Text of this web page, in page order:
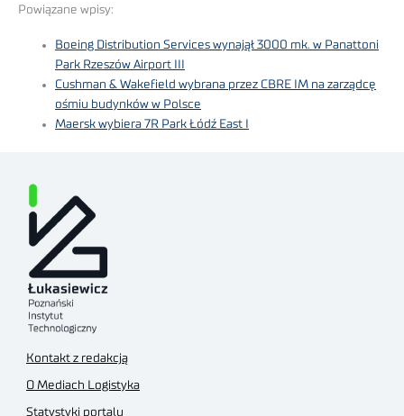
Powiązane wpisy:
Boeing Distribution Services wynajął 3000 mk. w Panattoni
Park Rzeszów Airport III
Cushman & Wakefield wybrana przez CBRE IM na zarządcę
ośmiu budynków w Polsce
Maersk wybiera 7R Park Łódź East I
Kontakt z redakcją
O Mediach Logistyka
Statystyki portalu